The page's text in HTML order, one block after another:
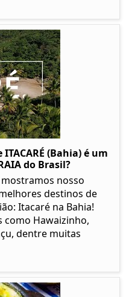
ITACARÉ (Bahia) é um
do Brasil?
mostramos nosso
destinos de
Itacaré na Bahia!
como Hawaizinho,
dentre muitas